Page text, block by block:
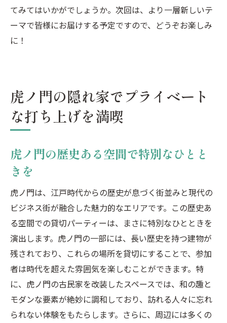
てみてはいかがでしょうか。次回は、より一層新しいテ
ーマで皆様にお届けする予定ですので、どうぞお楽しみ
に！
虎ノ門の隠れ家でプライベート
な打ち上げを満喫
虎ノ門の歴史ある空間で特別なひとと
きを
虎ノ門は、江戸時代からの歴史が息づく街並みと現代の
ビジネス街が融合した魅力的なエリアです。この歴史あ
る空間での貸切パーティーは、まさに特別なひとときを
演出します。虎ノ門の一部には、長い歴史を持つ建物が
残されており、これらの場所を貸切にすることで、参加
者は時代を超えた雰囲気を楽しむことができます。特
に、虎ノ門の古民家を改装したスペースでは、和の趣と
モダンな要素が絶妙に調和しており、訪れる人々に忘れ
られない体験をもたらします。さらに、周辺には多くの